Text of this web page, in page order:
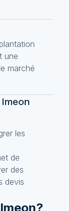
une
marché
les
de
des
devis
Imeon?